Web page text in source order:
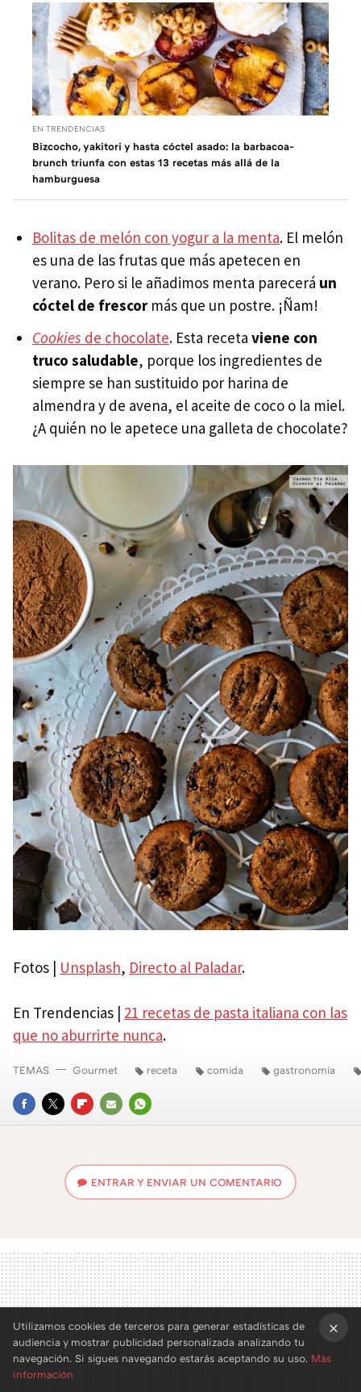
EN TRENDENCIAS
Bizcocho, yakitori y hasta cóctel asado: la barbacoa-
brunch triunfa con estas 13 recetas más allá de la
hamburguesa
Bolitas de melón con yogur a la menta. El melón
es una de las frutas que más apetecen en
verano. Pero si le añadimos menta parecerá un
cóctel de frescormás que un postre. ¡Ñam!
Cookies de chocolate. Esta receta viene con
truco saludable, porque los ingredientes de
siempre se han sustituido por harina de
almendra y de avena, el aceite de coco o la miel.
¿A quién no le apetece una galleta de chocolate?
Fotos | Unsplash, Directo al Paladar.
En Trendencias | 21 recetas de pasta italiana con las
que no aburrirte nunca.
FACEBOOK
TWITTERFLIPBOARD
E-
WHATSAPP
TEMAS Gourmet receta comida gastronomía
ENTRAR Y ENVIAR UN COMENTARIO
Utilizamos cookies de terceros para generar estadísticas de
audiencia y mostrar publicidad personalizada analizando tu
navegación. Si sigues navegando estarás aceptando su uso. Más
información